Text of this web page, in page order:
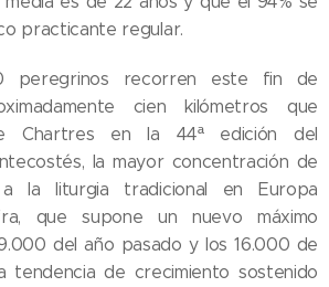
practicante regular.
peregrinos recorren este fin de
cien kilómetros que
Chartres en la 44ª edición del
la mayor concentración de
a la liturgia tradicional en Europa
que supone un nuevo máximo
del año pasado y los 16.000 de
tendencia de crecimiento sostenido